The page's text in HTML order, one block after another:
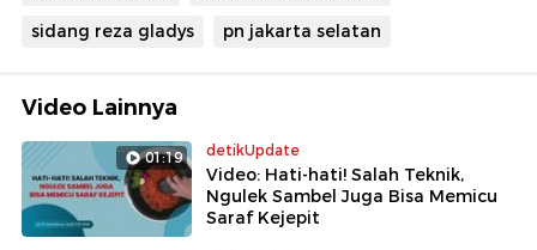
sidang reza gladys
pn jakarta selatan
Video Lainnya
01:19 detikUpdate
Video: Hati-hati! Salah Teknik,
Ngulek Sambel Juga Bisa Memicu
Saraf Kejepit